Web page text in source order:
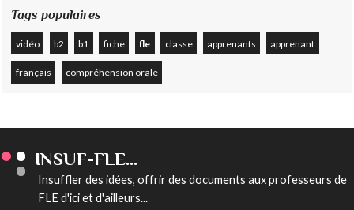
Tags populaires
vidéo b2 b1 fiche fle classe apprenants apprenant
français compréhension orale
INSUF-FLE...
Insuffler des idées, offrir des documents aux professeurs de
FLE d'ici et d'ailleurs...